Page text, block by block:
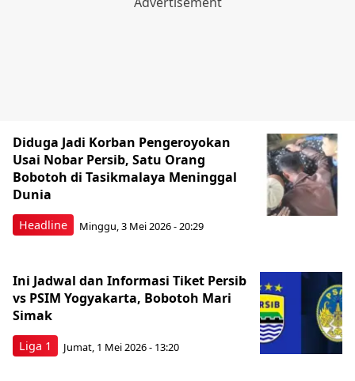
Headline
Diduga Jadi Korban Pengeroyokan
Usai Nobar Persib, Satu Orang
Bobotoh di Tasikmalaya Meninggal
Dunia
Minggu, 3 Mei 2026 - 20:29
Liga 1
Ini Jadwal dan Informasi Tiket Persib
vs PSIM Yogyakarta, Bobotoh Mari
Simak
Jumat, 1 Mei 2026 - 13:20